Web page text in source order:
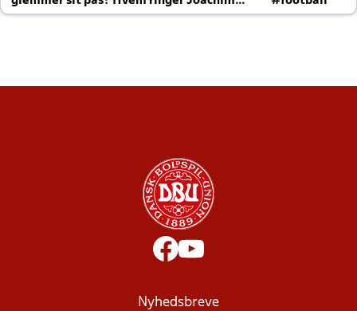
altid til efter kampe?
Nyhedsbreve